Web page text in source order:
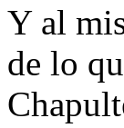
Y al
de lo